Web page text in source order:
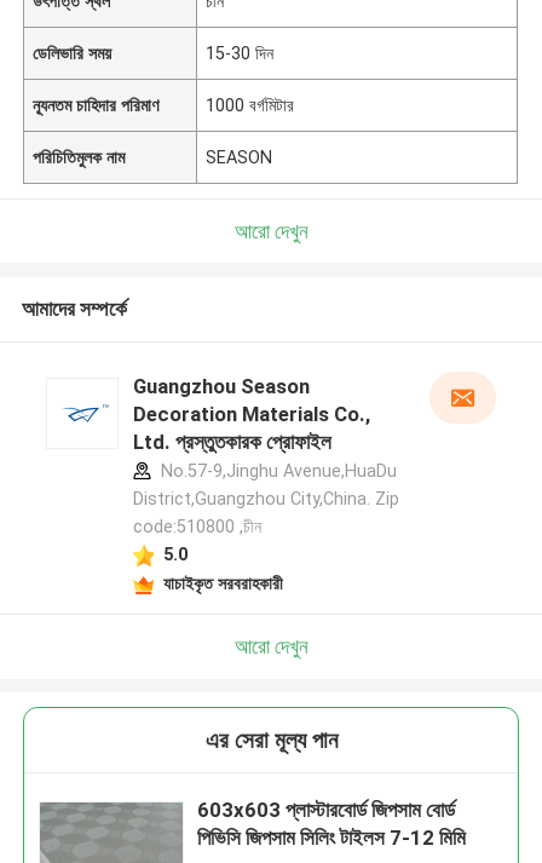
ডেলিভারি সময় 15-30 দিন
ন্যূনতম চাহিদার পরিমাণ 1000 বর্গমিটার
পরিচিতিমুলক নাম SEASON
আরো দেখুন
আমাদের সম্পর্কে
Guangzhou Season
Decoration Materials Co.,
Ltd. প্রস্তুতকারক প্রোফাইল
No.57-9,Jinghu Avenue,HuaDu
District,Guangzhou City,China. Zip
code:510800 ,চীন
5.0
যাচাইকৃত সরবরাহকারী
আরো দেখুন
এর সেরা মূল্য পান
603x603 প্লাস্টারবোর্ড জিপসাম বোর্ড
পিভিসি জিপসাম সিলিং টাইলস 7-12 মিমি